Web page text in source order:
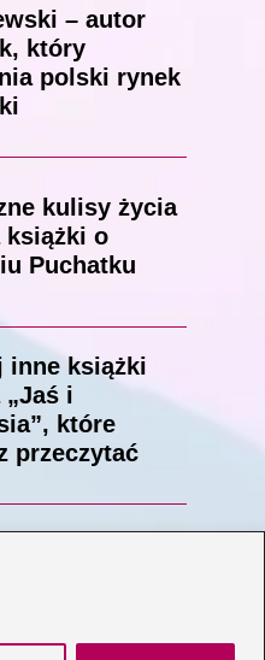
– autor
który
polski rynek
kulisy życia
książki o
Puchatku
inne książki
„Jaś i
które
przeczytać